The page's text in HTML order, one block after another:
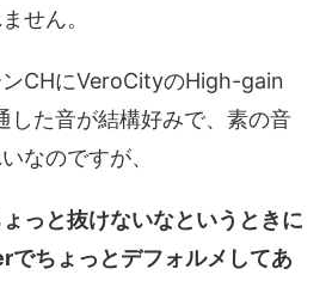
せん。
CHにVeroCityのHigh-gain
した音が結構好みで、素の音
なのですが、
っと抜けないなというときに
ちょっとデフォルメしてあ